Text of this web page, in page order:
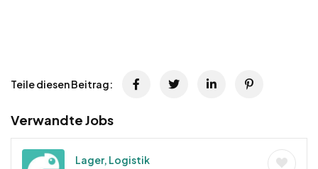
Teile diesen Beitrag:
Verwandte Jobs
Lager, Logistik